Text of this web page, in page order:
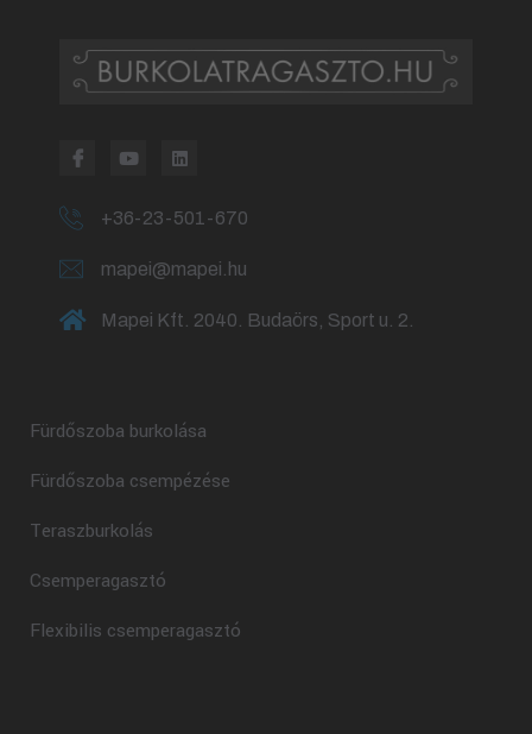
+36-23-501-670
mapei@mapei.hu
Mapei Kft. 2040. Budaörs, Sport u. 2.
Fürdőszoba burkolása
Fürdőszoba csempézése
Teraszburkolás
Csemperagasztó
Flexibilis csemperagasztó